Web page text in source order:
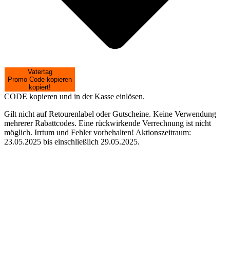
Vatertag
Promo Code kopieren
kopiert!
CODE kopieren und in der Kasse einlösen.
Gilt nicht auf Retourenlabel oder Gutscheine. Keine Verwendung
mehrerer Rabattcodes. Eine rückwirkende Verrechnung ist nicht
möglich. Irrtum und Fehler vorbehalten! Aktionszeitraum:
23.05.2025 bis einschließlich 29.05.2025.